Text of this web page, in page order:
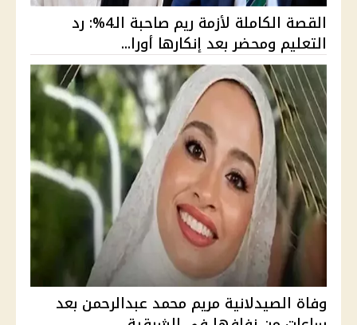
القصة الكاملة لأزمة ريم صاحبة الـ4%: رد
التعليم ومحضر بعد إنكارها أورا...
وفاة الصيدلانية مريم محمد عبدالرحمن بعد